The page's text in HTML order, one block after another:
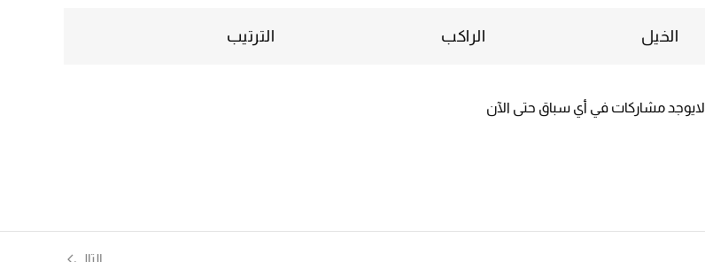
الخيل الراكب الترتيب
لايوجد مشاركات في أي سباق حتى الآن
التالي